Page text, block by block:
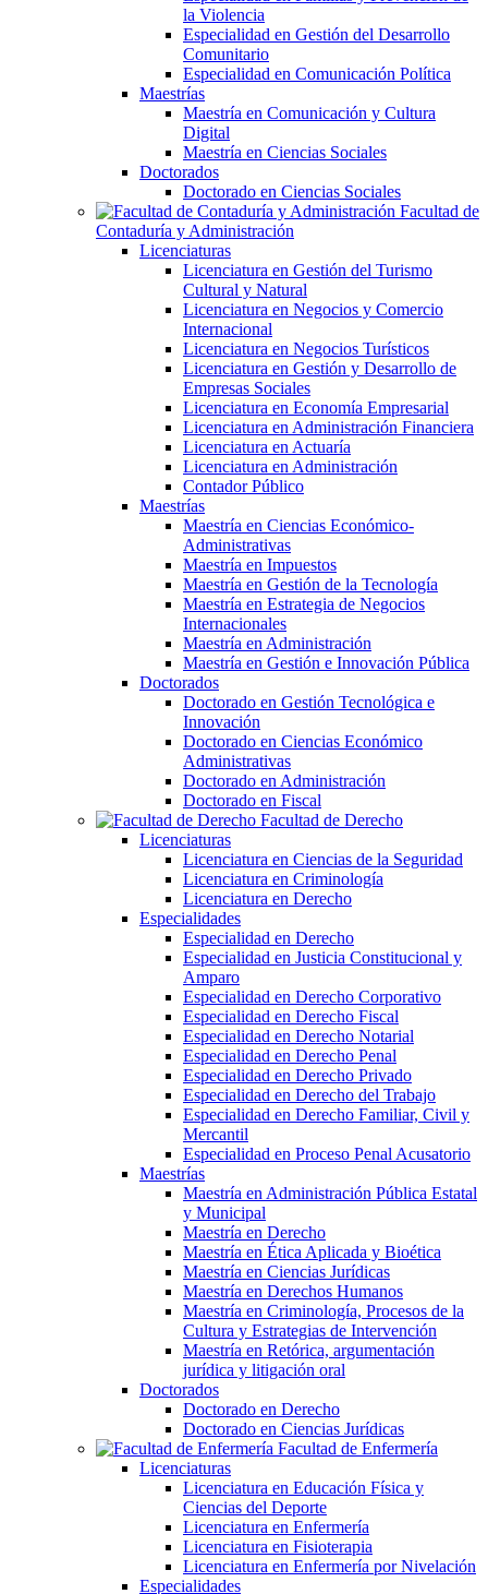
la Violencia
Especialidad en Gestión del Desarrollo
Comunitario
Especialidad en Comunicación Política
Maestrías
Maestría en Comunicación y Cultura
Digital
Maestría en Ciencias Sociales
Doctorados
Doctorado en Ciencias Sociales
Facultad de
Contaduría y Administración
Licenciaturas
Licenciatura en Gestión del Turismo
Cultural y Natural
Licenciatura en Negocios y Comercio
Internacional
Licenciatura en Negocios Turísticos
Licenciatura en Gestión y Desarrollo de
Empresas Sociales
Licenciatura en Economía Empresarial
Licenciatura en Administración Financiera
Licenciatura en Actuaría
Licenciatura en Administración
Contador Público
Maestrías
Maestría en Ciencias Económico-
Administrativas
Maestría en Impuestos
Maestría en Gestión de la Tecnología
Maestría en Estrategia de Negocios
Internacionales
Maestría en Administración
Maestría en Gestión e Innovación Pública
Doctorados
Doctorado en Gestión Tecnológica e
Innovación
Doctorado en Ciencias Económico
Administrativas
Doctorado en Administración
Doctorado en Fiscal
Facultad de Derecho
Licenciaturas
Licenciatura en Ciencias de la Seguridad
Licenciatura en Criminología
Licenciatura en Derecho
Especialidades
Especialidad en Derecho
Especialidad en Justicia Constitucional y
Amparo
Especialidad en Derecho Corporativo
Especialidad en Derecho Fiscal
Especialidad en Derecho Notarial
Especialidad en Derecho Penal
Especialidad en Derecho Privado
Especialidad en Derecho del Trabajo
Especialidad en Derecho Familiar, Civil y
Mercantil
Especialidad en Proceso Penal Acusatorio
Maestrías
Maestría en Administración Pública Estatal
y Municipal
Maestría en Derecho
Maestría en Ética Aplicada y Bioética
Maestría en Ciencias Jurídicas
Maestría en Derechos Humanos
Maestría en Criminología, Procesos de la
Cultura y Estrategias de Intervención
Maestría en Retórica, argumentación
jurídica y litigación oral
Doctorados
Doctorado en Derecho
Doctorado en Ciencias Jurídicas
Facultad de Enfermería
Licenciaturas
Licenciatura en Educación Física y
Ciencias del Deporte
Licenciatura en Enfermería
Licenciatura en Fisioterapia
Licenciatura en Enfermería por Nivelación
Especialidades